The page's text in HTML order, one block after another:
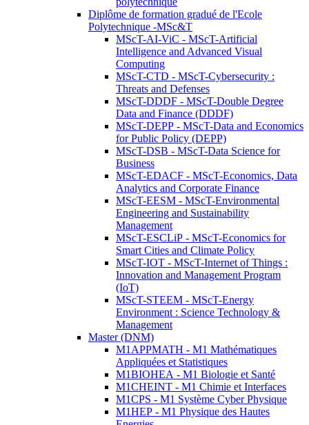
Diplôme de formation gradué de l'Ecole
Polytechnique -MSc&T
MScT-AI-ViC - MScT-Artificial
Intelligence and Advanced Visual
Computing
MScT-CTD - MScT-Cybersecurity :
Threats and Defenses
MScT-DDDF - MScT-Double Degree
Data and Finance (DDDF)
MScT-DEPP - MScT-Data and Economics
for Public Policy (DEPP)
MScT-DSB - MScT-Data Science for
Business
MScT-EDACF - MScT-Economics, Data
Analytics and Corporate Finance
MScT-EESM - MScT-Environmental
Engineering and Sustainability
Management
MScT-ESCLiP - MScT-Economics for
Smart Cities and Climate Policy
MScT-IOT - MScT-Internet of Things :
Innovation and Management Program
(IoT)
MScT-STEEM - MScT-Energy
Environment : Science Technology &
Management
Master (DNM)
M1APPMATH - M1 Mathématiques
Appliquées et Statistiques
M1BIOHEA - M1 Biologie et Santé
M1CHEINT - M1 Chimie et Interfaces
M1CPS - M1 Système Cyber Physique
M1HEP - M1 Physique des Hautes